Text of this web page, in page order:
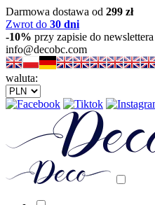
Darmowa dostawa od 299 zł
Zwrot do 30 dni
-10% przy zapisie do newslettera
info@decobc.com
waluta: